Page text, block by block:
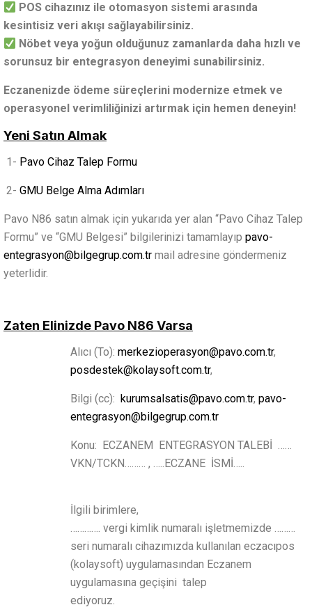
POS cihazınız ile otomasyon sistemi arasında
kesintisiz veri akışı sağlayabilirsiniz.
Nöbet veya yoğun olduğunuz zamanlarda daha hızlı ve
sorunsuz bir entegrasyon deneyimi sunabilirsiniz.
Eczanenizde ödeme süreçlerini modernize etmek ve
operasyonel verimliliğinizi artırmak için hemen deneyin!
Yeni Satın Almak
1- Pavo Cihaz Talep Formu
2- GMU Belge Alma Adımları
Pavo N86 satın almak için yukarıda yer alan “Pavo Cihaz Talep
Formu” ve “GMU Belgesi” bilgilerinizi tamamlayıp pavo-
entegrasyon@bilgegrup.com.tr mail adresine göndermeniz
yeterlidir.
Zaten Elinizde Pavo N86 Varsa
Alıcı (To): merkezioperasyon@pavo.com.tr,
posdestek@kolaysoft.com.tr,
Bilgi (cc): kurumsalsatis@pavo.com.tr, pavo-
entegrasyon@bilgegrup.com.tr
Konu: ECZANEM ENTEGRASYON TALEBİ ……
VKN/TCKN……… , …..ECZANE İSMİ…..
İlgili birimlere,
…………. vergi kimlik numaralı işletmemizde ………
seri numaralı cihazımızda kullanılan eczacıpos
(kolaysoft) uygulamasından Eczanem
uygulamasına geçişini talep
ediyoruz.